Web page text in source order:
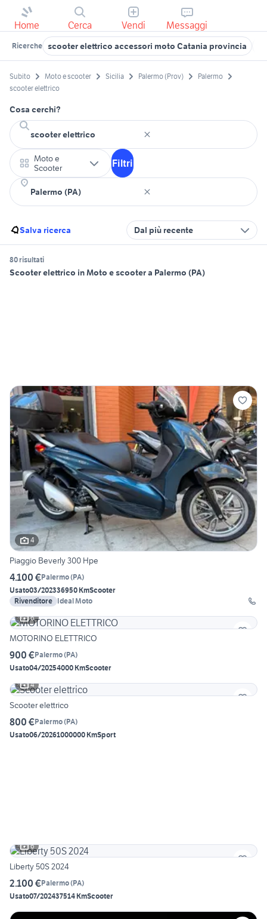
Home Cerca Vendi Messaggi
Ricerche scooter elettrico accessori moto Catania provincia
Subito Moto e scooter Sicilia Palermo (Prov)
Palermo
scooter elettrico
Cosa cerchi?
Moto e
Scooter
Filtri
Salva ricerca Dal più recente
80 risultati
Scooter elettrico in Moto e scooter a Palermo (PA)
4
Piaggio Beverly 300 Hpe
4.100 €Palermo(PA)
Usato03/202336950 KmScooter
Rivenditore Ideal Moto
6
MOTORINO ELETTRICO
900 €Palermo(PA)
Usato04/20254000 KmScooter
4
Scooter elettrico
800 €Palermo(PA)
Usato06/20261000000 KmSport
6
Liberty 50S 2024
2.100 €Palermo(PA)
Usato07/202437514 KmScooter